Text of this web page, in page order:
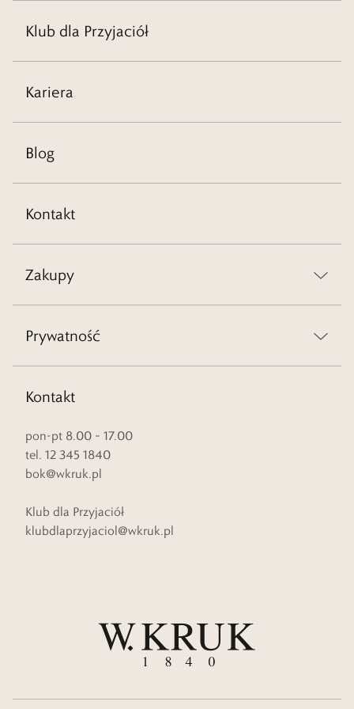
Klub dla Przyjaciół
Kariera
Blog
Kontakt
Zakupy
Prywatność
Kontakt
pon-pt 8.00 – 17.00
tel. 12 345 1840
bok@wkruk.pl
Klub dla Przyjaciół
klubdlaprzyjaciol@wkruk.pl